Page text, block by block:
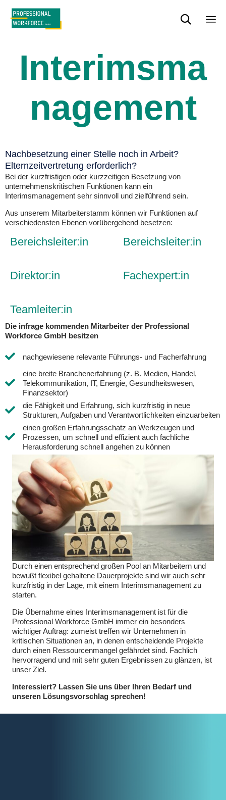

Interimsma
nagement
Nachbesetzung einer Stelle noch in Arbeit?
Elternzeitvertretung erforderlich?
Bei der kurzfristigen oder kurzzeitigen Besetzung von
unternehmenskritischen Funktionen kann ein
Interimsmanagement sehr sinnvoll und zielführend sein.
Aus unserem Mitarbeiterstamm können wir Funktionen auf
verschiedensten Ebenen vorübergehend besetzen:
Bereichsleiter:in Bereichsleiter:in
Direktor:in Fachexpert:in
Teamleiter:in
Die infrage kommenden Mitarbeiter der Professional
Workforce GmbH besitzen
nachgewiesene relevante Führungs- und Facherfahrung
nachgewiesene relevante Führungs- und Facherfahrung
eine breite Branchenerfahrung (z. B. Medien, Handel,
eine breite Branchenerfahrung (z. B. Medien, Handel,
Telekommunikation, IT, Energie, Gesundheitswesen,
Finanzsektor)
die Fähigkeit und Erfahrung, sich kurzfristig in neue Strukturen,
die Fähigkeit und Erfahrung, sich kurzfristig in neue
Strukturen, Aufgaben und Verantwortlichkeiten einzuarbeiten
einen großen Erfahrungsschatz an Werkzeugen und Prozessen, um
einen großen Erfahrungsschatz an Werkzeugen und
Prozessen, um schnell und effizient auch fachliche
Herausforderung schnell angehen zu können
Durch einen entsprechend großen Pool an Mitarbeitern und
bewußt flexibel gehaltene Dauerprojekte sind wir auch sehr
kurzfristig in der Lage, mit einem Interimsmanagement zu
starten.
Die Übernahme eines Interimsmanagement ist für die
Professional Workforce GmbH immer ein besonders
wichtiger Auftrag: zumeist treffen wir Unternehmen in
kritischen Situationen an, in denen entscheidende Projekte
durch einen Ressourcenmangel gefährdet sind. Fachlich
hervorragend und mit sehr guten Ergebnissen zu glänzen, ist
unser Ziel.
Interessiert? Lassen Sie uns über Ihren Bedarf und
unseren Lösungsvorschlag sprechen!